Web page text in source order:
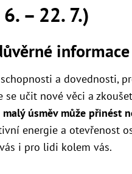
– 22. 7.)
informace
a dovednosti,
se učit nové věci a
úsměv může přinést
energie a otevřenost
i pro lidi kolem vás.